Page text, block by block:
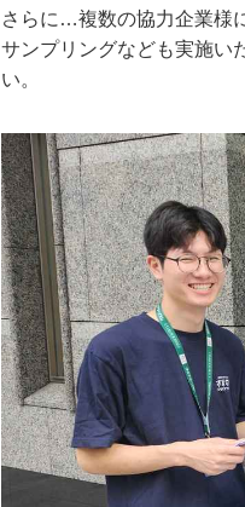
さらに…複数の協力企業様
サンプリングなども実施い
い。